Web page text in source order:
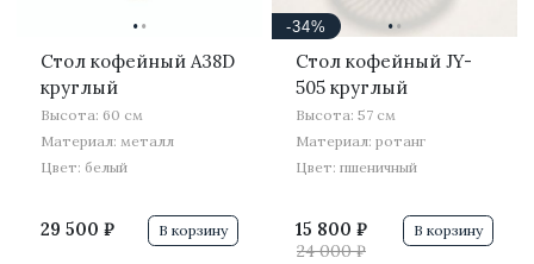
··
Стол кофейный A38D
круглый
Высота: 60 см
Материал: металл
Цвет: белый
29 500 ₽ В корзину
··
-34%
Стол кофейный JY-
505 круглый
Высота: 57 см
Материал: ротанг
Цвет: пшеничный
15 800 ₽
24 000 ₽
В корзину